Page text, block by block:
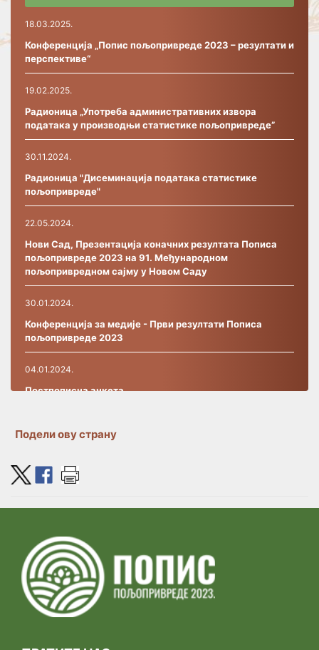
18.03.2025.
Конференција „Попис пољопривреде 2023 – резултати и
перспективе“
19.02.2025.
Радионица „Употреба административних извора
података у производњи статистике пољопривреде”
30.11.2024.
Радионица "Дисеминација података статистике
пољопривреде"
22.05.2024.
Нови Сад, Презентација коначних резултата Пописа
пољопривреде 2023 на 91. Међународном
пољопривредном сајму у Новом Саду
30.01.2024.
Конференција за медије - Први резултати Пописа
пољопривреде 2023
04.01.2024.
Постпописнa анкетa
РАД ИНФО-ЦЕНТРА
19.09.2023.
ПОПИСУ ПОЉОПРИВРЕДЕ 2023
07.09.2023.
Коначна листа кандидата за пописиваче који се
позивају на обуку
01.09.2023.
Подели ову страну